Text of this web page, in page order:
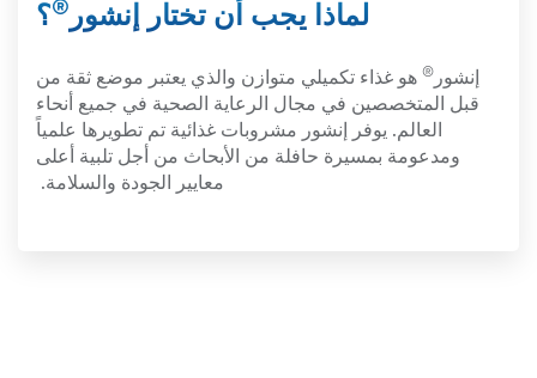
لماذا يجب أن تختار إنشور ®؟
إنشور ® هو غذاء تكميلي متوازن والذي يعتبر موضع ثقة من
قبل المتخصصين في مجال الرعاية الصحية في جميع أنحاء
العالم. يوفر إنشور مشروبات غذائية تم تطويرها علمياً
ومدعومة بمسيرة حافلة من الأبحاث من أجل تلبية أعلى
معايير الجودة والسلامة.